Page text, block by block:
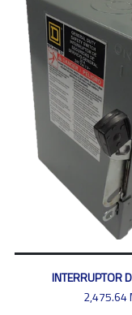
INTERRUPTOR
2,475.64